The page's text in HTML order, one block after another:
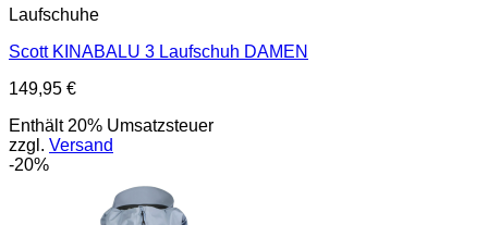
Laufschuhe
Scott KINABALU 3 Laufschuh DAMEN
149,95 €
Enthält 20% Umsatzsteuer
zzgl. Versand
-20%